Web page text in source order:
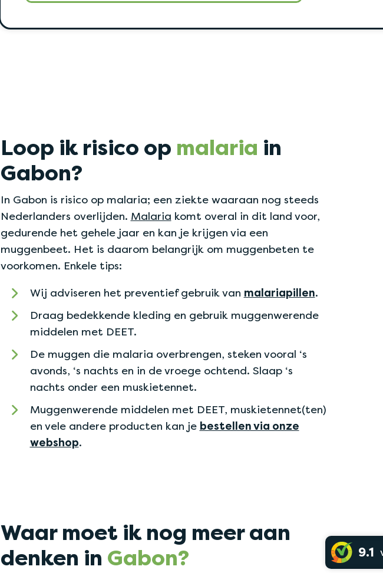
Loop ik risico op malaria in
Gabon?
In Gabon is risico op malaria; een ziekte waaraan nog steeds
Nederlanders overlijden. Malaria komt overal in dit land voor,
gedurende het gehele jaar en kan je krijgen via een
muggenbeet. Het is daarom belangrijk om muggenbeten te
voorkomen. Enkele tips:
Wij adviseren het preventief gebruik van malariapillen.
Draag bedekkende kleding en gebruik muggenwerende
middelen met DEET.
De muggen die malaria overbrengen, steken vooral ‘s
avonds, ‘s nachts en in de vroege ochtend. Slaap ‘s
nachts onder een muskietennet.
Muggenwerende middelen met DEET, muskietennet(ten)
en vele andere producten kan je bestellen via onze
webshop.
Waar moet ik nog meer aan
denken in Gabon? 9.1